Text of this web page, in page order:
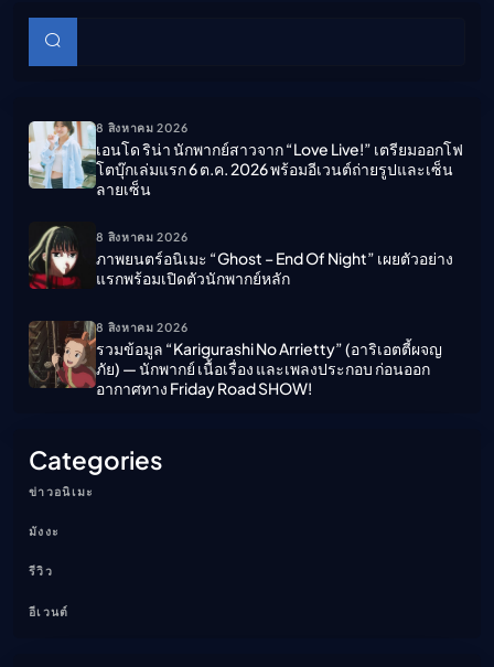
บทความย่อย
8 สิงหาคม 2026
เอนโด ริน่า นักพากย์สาวจาก “Love Live!” เตรียมออกโฟ
โตบุ๊กเล่มแรก 6 ต.ค. 2026 พร้อมอีเวนต์ถ่ายรูปและเซ็น
ลายเซ็น
8 สิงหาคม 2026
ภาพยนตร์อนิเมะ “ghost – End Of Night” เผยตัวอย่าง
แรกพร้อมเปิดตัวนักพากย์หลัก
8 สิงหาคม 2026
รวมข้อมูล “Karigurashi No Arrietty” (อาริเอตตี้ผจญ
ภัย) — นักพากย์ เนื้อเรื่อง และเพลงประกอบ ก่อนออก
อากาศทาง Friday Road SHOW!
Categories
ข่าวอนิเมะ
มังงะ
รีวิว
อีเวนต์